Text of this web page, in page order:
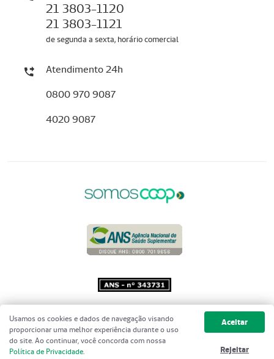
21 3803-1120
21 3803-1121
de segunda a sexta, horário comercial
Atendimento 24h
0800 970 9087
4020 9087
Copyright 2001 - 2026 Unimed do
Brasil - Todos os direitos reservados
Usamos os cookies e dados de navegação visando
proporcionar uma melhor experiência durante o uso
do site. Ao continuar, você concorda com nossa
Política de Privacidade.
Aceitar
Rejeitar